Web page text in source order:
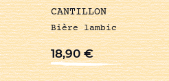
CANTILLON
Bière lambic
18,90€